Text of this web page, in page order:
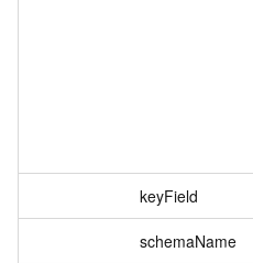
keyField
schemaName